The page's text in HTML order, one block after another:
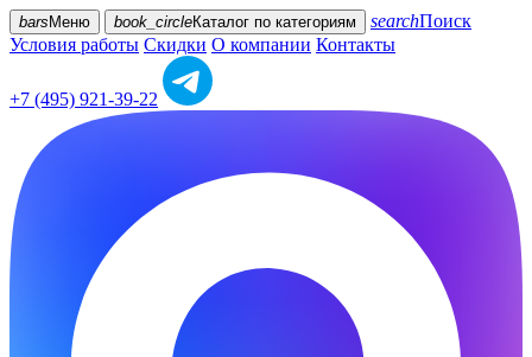
bars Меню book_circleКаталог по категориям searchПоиск
Условия работы Скидки О компании Контакты
+7 (495) 921-39-22